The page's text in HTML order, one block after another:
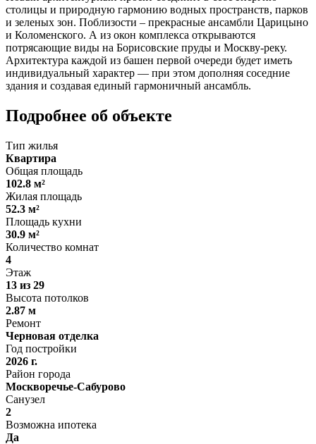
столицы и природную гармонию водных пространств, парков
и зеленых зон. Поблизости – прекрасные ансамбли Царицыно
и Коломенского. А из окон комплекса открываются
потрясающие виды на Борисовские пруды и Москву-реку.
Архитектура каждой из башен первой очереди будет иметь
индивидуальный характер — при этом дополняя соседние
здания и создавая единый гармоничный ансамбль.
Подробнее об объекте
Тип жилья
Квартира
Общая площадь
102.8 м²
Жилая площадь
52.3 м²
Площадь кухни
30.9 м²
Количество комнат
4
Этаж
13 из 29
Высота потолков
2.87 м
Ремонт
Черновая отделка
Год постройки
2026 г.
Район города
Москворечье-Сабурово
Санузел
2
Возможна ипотека
Да